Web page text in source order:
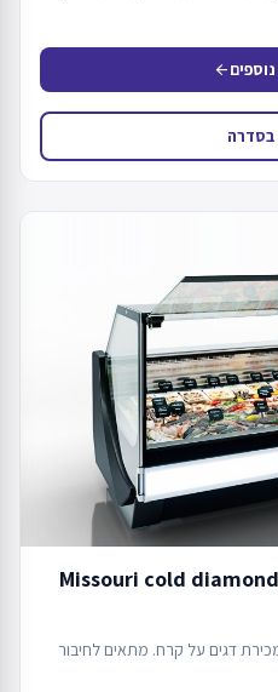
arrow_back
בסדרה
Missouri cold
דגים על קרח. מתאים לחיבור